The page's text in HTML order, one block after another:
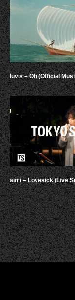
luvis – Oh (Official
aimi – Lovesick (Live